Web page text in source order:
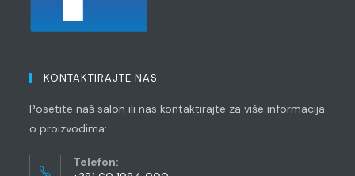
KONTAKTIRAJTE NAS
Posetite naš salon ili nas kontaktirajte za više informacija
o proizvodima:
Telefon: